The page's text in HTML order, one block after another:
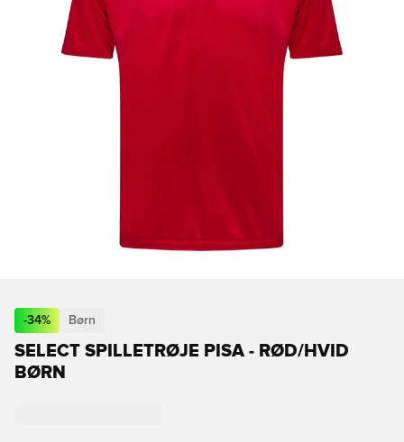
-34% Børn
SELECT SPILLETRØJE PISA - RØD/HVID
BØRN